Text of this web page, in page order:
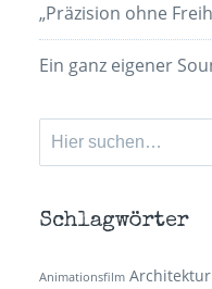
„Präzision ohne
Ein ganz eigener
Suchen
nach:
Schlagwörter
Animationsfilm Architektur